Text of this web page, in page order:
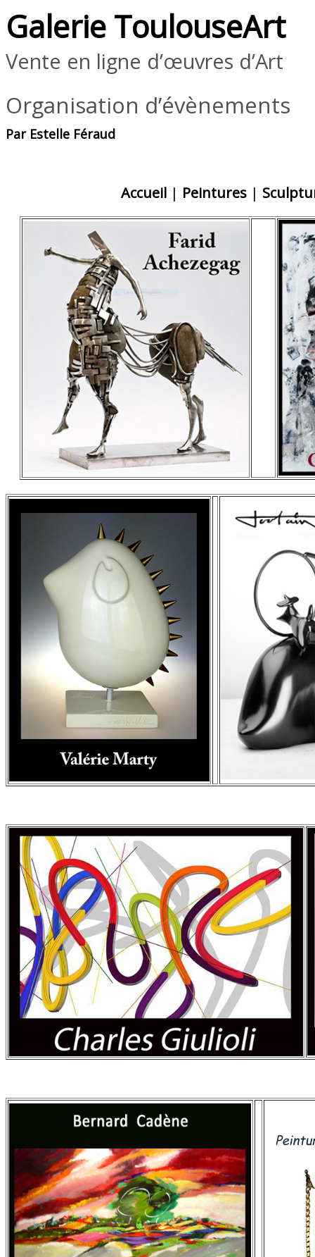
Galerie ToulouseArt
Vente en ligne d’œuvres d’Art
Organisation d’évènements
Par Estelle Féraud
Accueil | Peintures |